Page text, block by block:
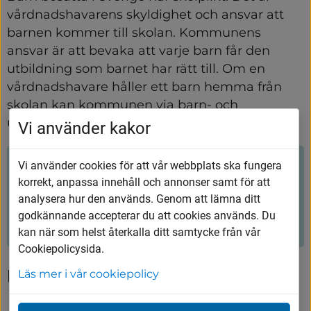
vårdnadshavarens skyldighet och ansvar att
barnen kommer till skolan. Kommunens
ansvar är att bevaka att varje barn får den
utbildning som barnet har rätt till. Om en
vårdnadshavare håller ett barn hemma från
skolan kan kommunen via barn- och
utbildningsnämnden förelägga ett vite
Hjälpte innehållet dig?
Ja Nej
Upptäck mer
Vi använder kakor
Vi använder cookies för att vår webbplats ska fungera
korrekt, anpassa innehåll och annonser samt för att
analysera hur den används. Genom att lämna ditt
godkännande accepterar du att cookies används. Du
kan när som helst återkalla ditt samtycke från vår
Cookiepolicysida.
Läs mer i vår cookiepolicy